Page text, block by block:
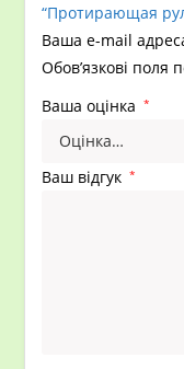
“Протирающая
Ваша e-mail
Обов’язкові поля
Ваша оцінка *
Ваш відгук *